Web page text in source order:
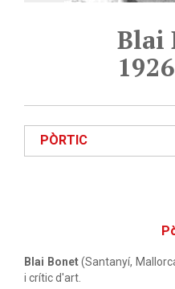
Blai
PÒRTIC
Blai Bonet(Santanyí,
i crític d'art.